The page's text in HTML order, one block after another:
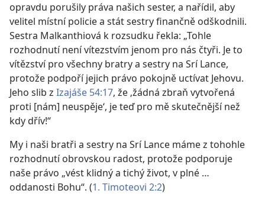
opravdu porušily práva našich sester, a nařídil, aby
velitel místní policie a stát sestry finančně odškodnili.
Sestra Malkanthiová k rozsudku řekla: „Tohle
rozhodnutí není vítezstvím jenom pro nás čtyři. Je to
vítězství pro všechny bratry a sestry na Srí Lance,
protože podpoří jejich právo pokojně uctívat Jehovu.
Jeho slib z Izajáše 54:17, že ‚žádná zbraň vytvořená
proti [nám] neuspěje‘, je teď pro mě skutečnější než
kdy dřív!“
My i naši bratři a sestry na Srí Lance máme z tohohle
rozhodnutí obrovskou radost, protože podporuje
naše právo „vést klidný a tichý život, v plné …
oddanosti Bohu“. (1. Timoteovi 2:2)